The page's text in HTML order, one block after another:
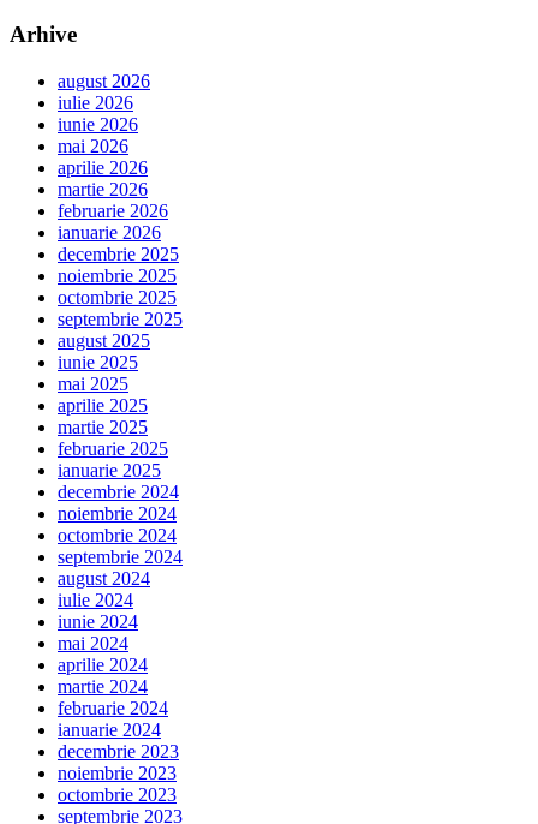
Arhive
august 2026
iulie 2026
iunie 2026
mai 2026
aprilie 2026
martie 2026
februarie 2026
ianuarie 2026
decembrie 2025
noiembrie 2025
octombrie 2025
septembrie 2025
august 2025
iunie 2025
mai 2025
aprilie 2025
martie 2025
februarie 2025
ianuarie 2025
decembrie 2024
noiembrie 2024
octombrie 2024
septembrie 2024
august 2024
iulie 2024
iunie 2024
mai 2024
aprilie 2024
martie 2024
februarie 2024
ianuarie 2024
decembrie 2023
noiembrie 2023
octombrie 2023
septembrie 2023